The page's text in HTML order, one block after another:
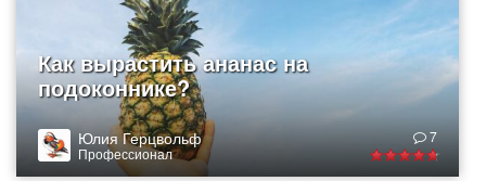
Как вырастить ананас на
подоконнике?
Юлия Герцвольф
Профессионал
7